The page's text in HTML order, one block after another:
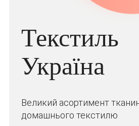
Текстиль
Україна
Великий асортимент
домашнього текстилю